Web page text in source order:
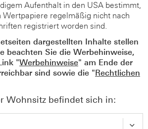
Aufenthalt in den USA bestimmt,
Wertpapiere regelmäßig nicht nach
registriert worden sind.
dargestellten Inhalte stellen
beachten Sie die Werbehinweise,
"Werbehinweise" am Ende der
sind sowie die "Rechtlichen
Wohnsitz befindet sich in: